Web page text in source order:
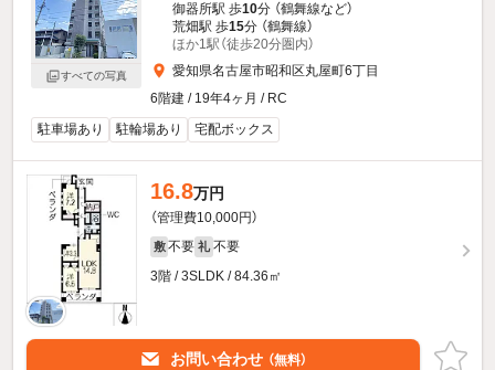
すべての写真
御器所駅 歩10分 （鶴舞線など）
荒畑駅 歩15分 （鶴舞線）
ほか1駅（徒歩20分圏内）
愛知県名古屋市昭和区丸屋町6丁目
6階建 / 19年4ヶ月 / RC
駐車場あり
駐輪場あり 宅配ボックス
16.8万円
（管理費10,000円）
敷 不要 礼 不要
3階 / 3SLDK / 84.36㎡
お問い合わせ （無料）